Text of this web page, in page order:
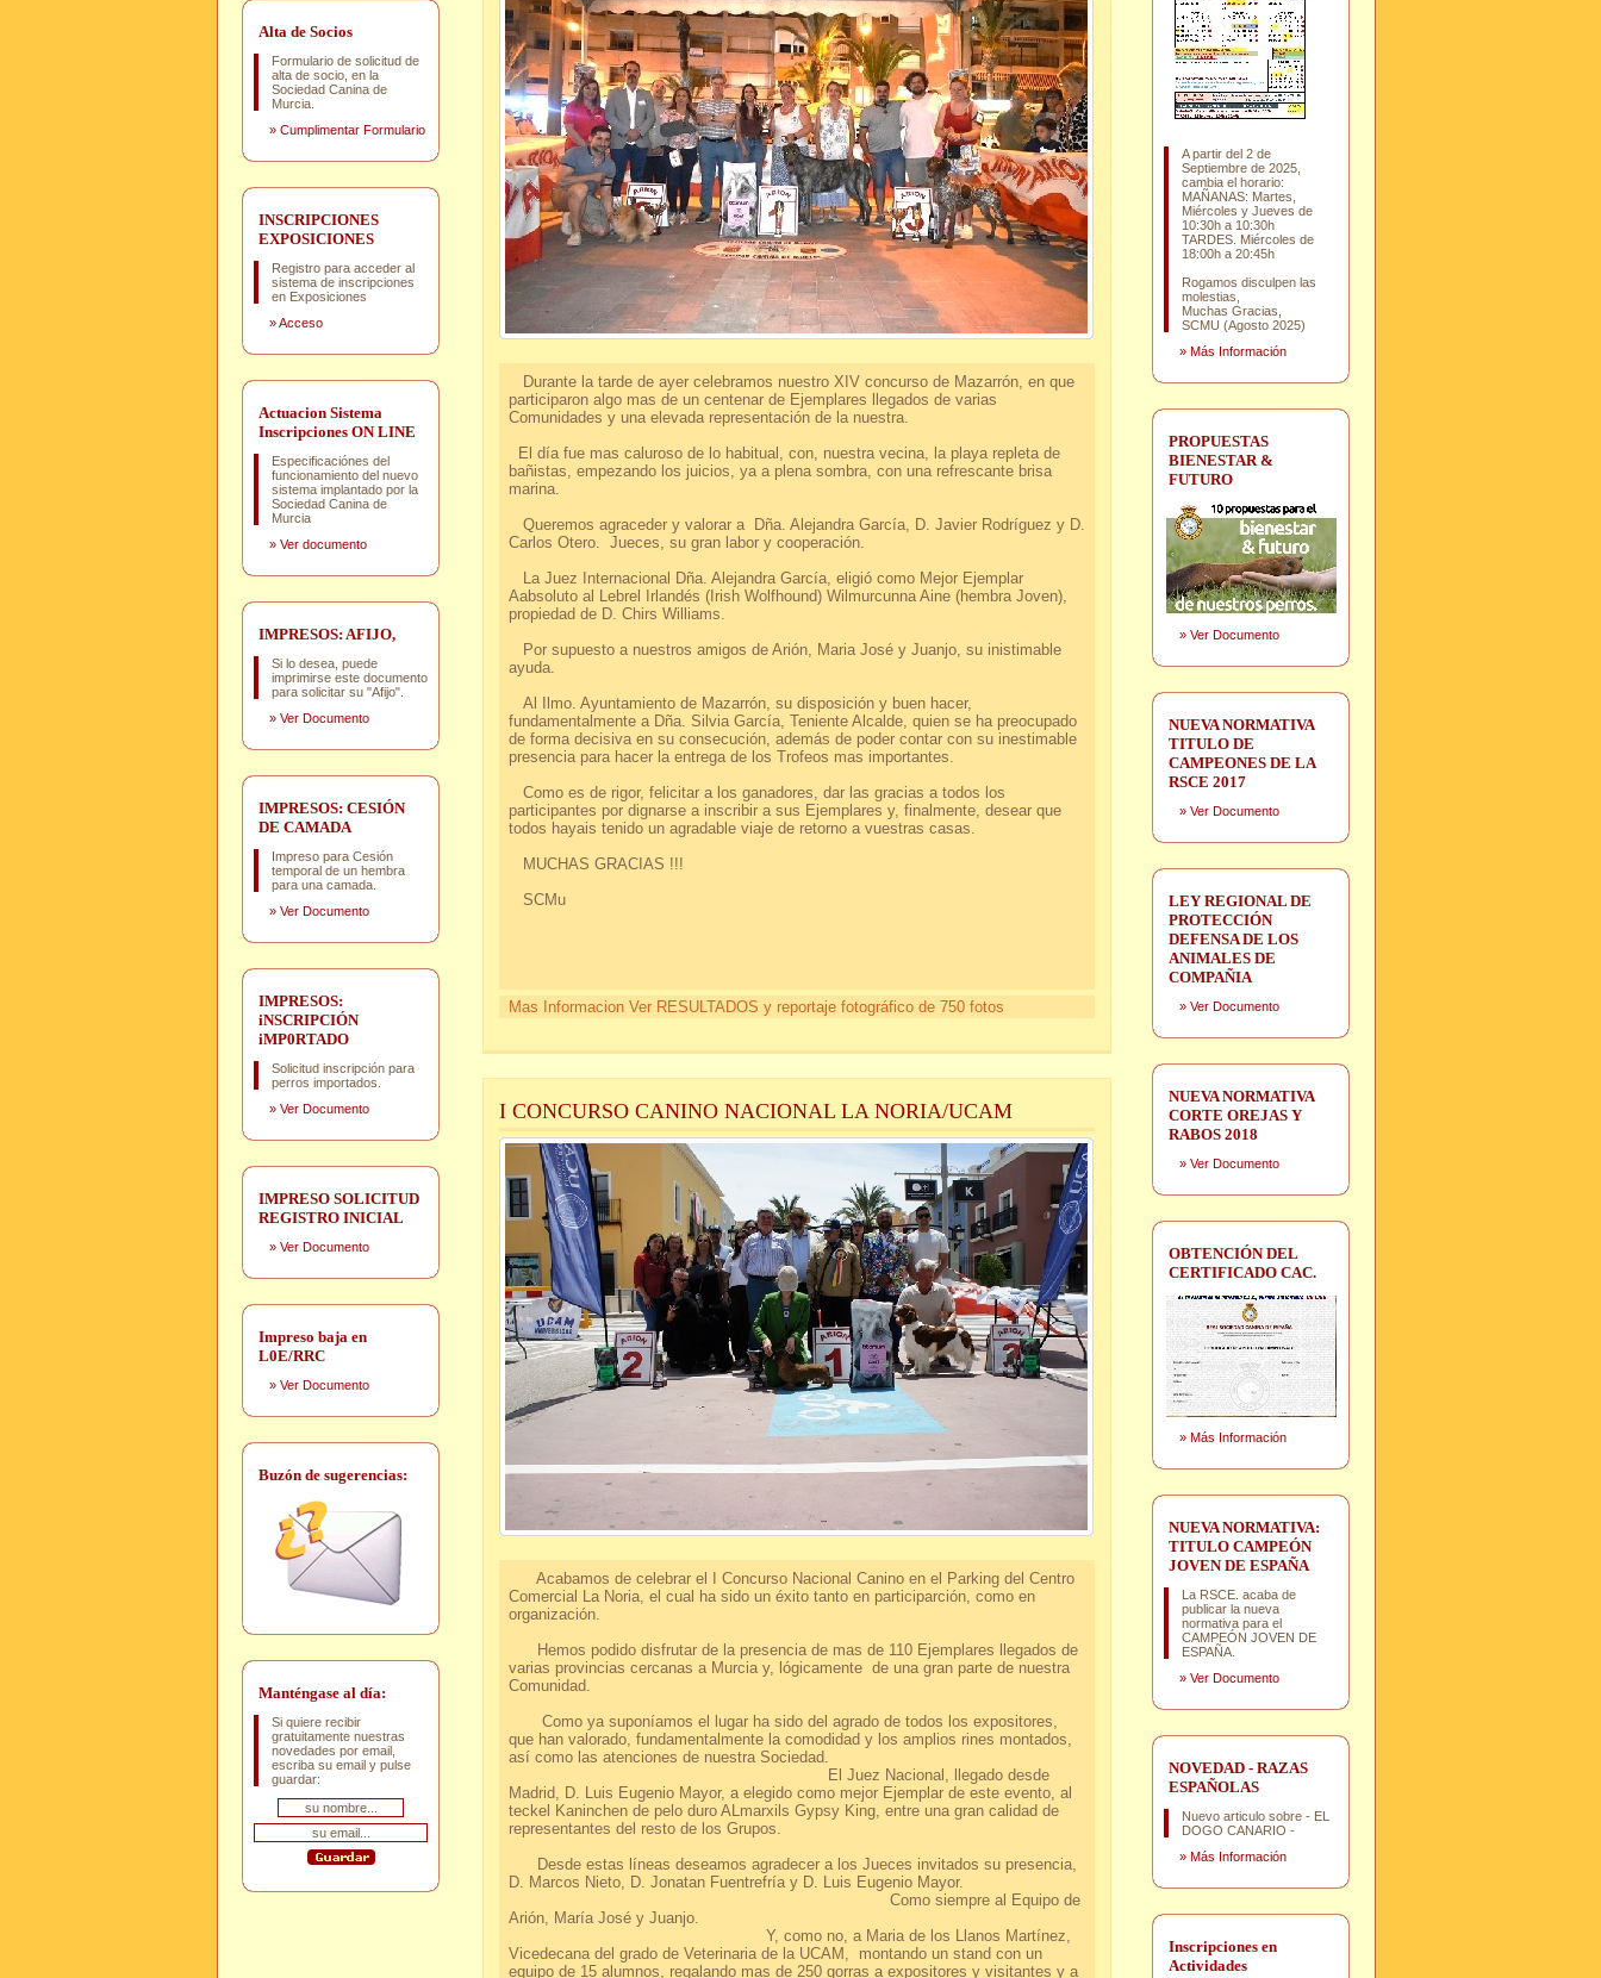
Alta de Socios
Formulario de solicitud de
alta de socio, en la
Sociedad Canina de
Murcia.
» Cumplimentar Formulario
INSCRIPCIONES
EXPOSICIONES
Registro para acceder al
sistema de inscripciones
en Exposiciones
»Acceso
Actuacion Sistema
Inscripciones ON LINE
Especificaciónes del
funcionamiento del nuevo
sistema implantado por la
Sociedad Canina de
Murcia
» Ver documento
IMPRESOS: AFIJO,
Si lo desea, puede
imprimirse este documento
para solicitar su "Afijo".
» Ver Documento
IMPRESOS: CESIÓN
DE CAMADA
Impreso para Cesión
temporal de un hembra
para una camada.
» Ver Documento
IMPRESOS:
iNSCRIPCIÓN
iMP0RTADO
Solicitud inscripción para
perros importados.
» Ver Documento
IMPRESO SOLICITUD
REGISTRO INICIAL
» Ver Documento
Impreso baja en
L0E/RRC
» Ver Documento
Buzón de sugerencias:
Manténgase al día:
Si quiere recibir
gratuitamente nuestras
novedades por email,
escriba su email y pulse
guardar:
Durante la tarde de ayer celebramos nuestro XIV concurso de Mazarrón, en que
participaron algo mas de un centenar de Ejemplares llegados de varias
Comunidades y una elevada representación de la nuestra.
El día fue mas caluroso de lo habitual, con, nuestra vecina, la playa repleta de
bañistas, empezando los juicios, ya a plena sombra, con una refrescante brisa
marina.
Queremos agraceder y valorar a Dña. Alejandra García, D. Javier Rodríguez y D.
Carlos Otero. Jueces, su gran labor y cooperación.
La Juez Internacional Dña. Alejandra García, eligió como Mejor Ejemplar
Aabsoluto al Lebrel Irlandés (Irish Wolfhound) Wilmurcunna Aine (hembra Joven),
propiedad de D. Chirs Williams.
Por supuesto a nuestros amigos de Arión, Maria José y Juanjo, su inistimable
ayuda.
Al Ilmo. Ayuntamiento de Mazarrón, su disposición y buen hacer,
fundamentalmente a Dña. Silvia García, Teniente Alcalde, quien se ha preocupado
de forma decisiva en su consecución, además de poder contar con su inestimable
presencia para hacer la entrega de los Trofeos mas importantes.
Como es de rigor, felicitar a los ganadores, dar las gracias a todos los
participantes por dignarse a inscribir a sus Ejemplares y, finalmente, desear que
todos hayais tenido un agradable viaje de retorno a vuestras casas.
MUCHAS GRACIAS !!!
SCMu
Mas Informacion Ver RESULTADOS y reportaje fotográfico de 750 fotos
I CONCURSO CANINO NACIONAL LA NORIA/UCAM
Acabamos de celebrar el I Concurso Nacional Canino en el Parking del Centro
Comercial La Noria, el cual ha sido un éxito tanto en participarción, como en
organización.
Hemos podido disfrutar de la presencia de mas de 110 Ejemplares llegados de
varias provincias cercanas a Murcia y, lógicamente de una gran parte de nuestra
Comunidad.
Como ya suponíamos el lugar ha sido del agrado de todos los expositores,
que han valorado, fundamentalmente la comodidad y los amplios rines montados,
así como las atenciones de nuestra Sociedad.
El Juez Nacional, llegado desde
Madrid, D. Luis Eugenio Mayor, a elegido como mejor Ejemplar de este evento, al
teckel Kaninchen de pelo duro ALmarxils Gypsy King, entre una gran calidad de
representantes del resto de los Grupos.
Desde estas líneas deseamos agradecer a los Jueces invitados su presencia,
D. Marcos Nieto, D. Jonatan Fuentrefría y D. Luis Eugenio Mayor.
Como siempre al Equipo de
Arión, María José y Juanjo.
Y, como no, a Maria de los Llanos Martínez,
Vicedecana del grado de Veterinaria de la UCAM, montando un stand con un
equipo de 15 alumnos, regalando mas de 250 gorras a expositores y visitantes y a
A partir del 2 de
Septiembre de 2025,
cambia el horario:
MAÑANAS: Martes,
Miércoles y Jueves de
10:30h a 10:30h
TARDES. Miércoles de
18:00h a 20:45h
Rogamos disculpen las
molestias,
Muchas Gracias,
SCMU (Agosto 2025)
» Más Información
PROPUESTAS
BIENESTAR &
FUTURO
» Ver Documento
NUEVA NORMATIVA
TITULO DE
CAMPEONES DE LA
RSCE 2017
» Ver Documento
LEY REGIONAL DE
PROTECCIÓN
DEFENSA DE LOS
ANIMALES DE
COMPAÑIA
» Ver Documento
NUEVA NORMATIVA
CORTE OREJAS Y
RABOS 2018
» Ver Documento
OBTENCIÓN DEL
CERTIFICADO CAC.
» Más Información
NUEVA NORMATIVA:
TITULO CAMPEÓN
JOVEN DE ESPAÑA
La RSCE. acaba de
publicar la nueva
normativa para el
CAMPEÓN JOVEN DE
ESPAÑA.
» Ver Documento
NOVEDAD - RAZAS
ESPAÑOLAS
Nuevo articulo sobre - EL
DOGO CANARIO -
» Más Información
Inscripciones en
Actividades